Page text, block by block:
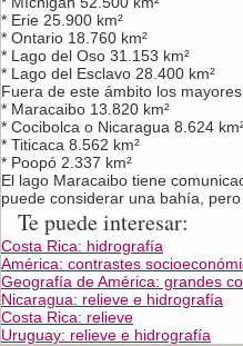
* Erie 25.900 km²
* Ontario 18.760 km²
* Lago del Oso 31.153 km²
* Lago del Esclavo 28.400 km²
Fuera de este ámbito los
* Maracaibo 13.820 km²
* Cocibolca o Nicaragua 8.624
* Titicaca 8.562 km²
* Poopó 2.337 km²
El lago Maracaibo tiene
puede considerar una bahía,
Te puede interesar:
Costa Rica: hidrografía
América: contrastes
Geografía de América: grandes
Nicaragua: relieve e hidrografía
Costa Rica: relieve
Uruguay: relieve e hidrografía